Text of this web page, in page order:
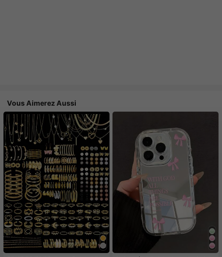
Vous Aimerez Aussi